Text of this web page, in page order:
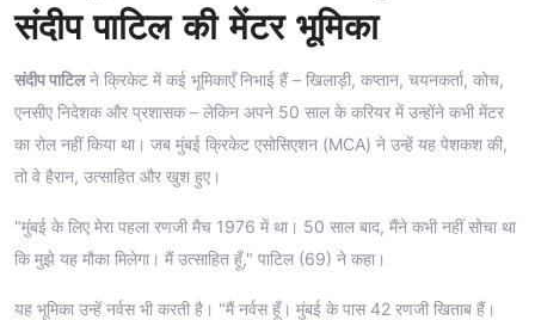
संदीप पाटिल की मेंटर भूमिका
संदीप पाटिलने क्रिकेट में कई भूमिकाएँ निभाई हैं – खिलाड़ी, कप्तान, चयनकर्ता, कोच,
एनसीए निदेशक और प्रशासक – लेकिन अपने 50 साल के करियर में उन्होंने कभी मेंटर
का रोल नहीं किया था। जब मुंबई क्रिकेट एसोसिएशन (MCA) ने उन्हें यह पेशकश की,
तो वे हैरान, उत्साहित और खुश हुए।
"मुंबई के लिए मेरा पहला रणजी मैच 1976 में था। 50 साल बाद, मैंने कभी नहीं सोचा था
कि मुझे यह मौका मिलेगा। मैं उत्साहित हूँ," पाटिल (69) ने कहा।
यह भूमिका उन्हें नर्वस भी करती है। "मैं नर्वस हूँ। मुंबई के पास 42 रणजी खिताब हैं।